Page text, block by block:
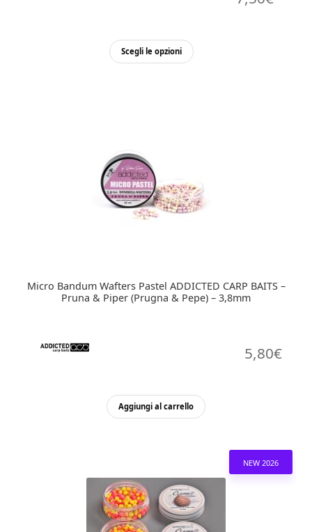
Scegli le opzioni
Questo
essere
scelte
Micro Bandum Wafters Pastel ADDICTED CARP BAITS –
Pruna & Piper (Prugna & Pepe) – 3,8mm
5,80€
Aggiungi al carrello
NEW 2026